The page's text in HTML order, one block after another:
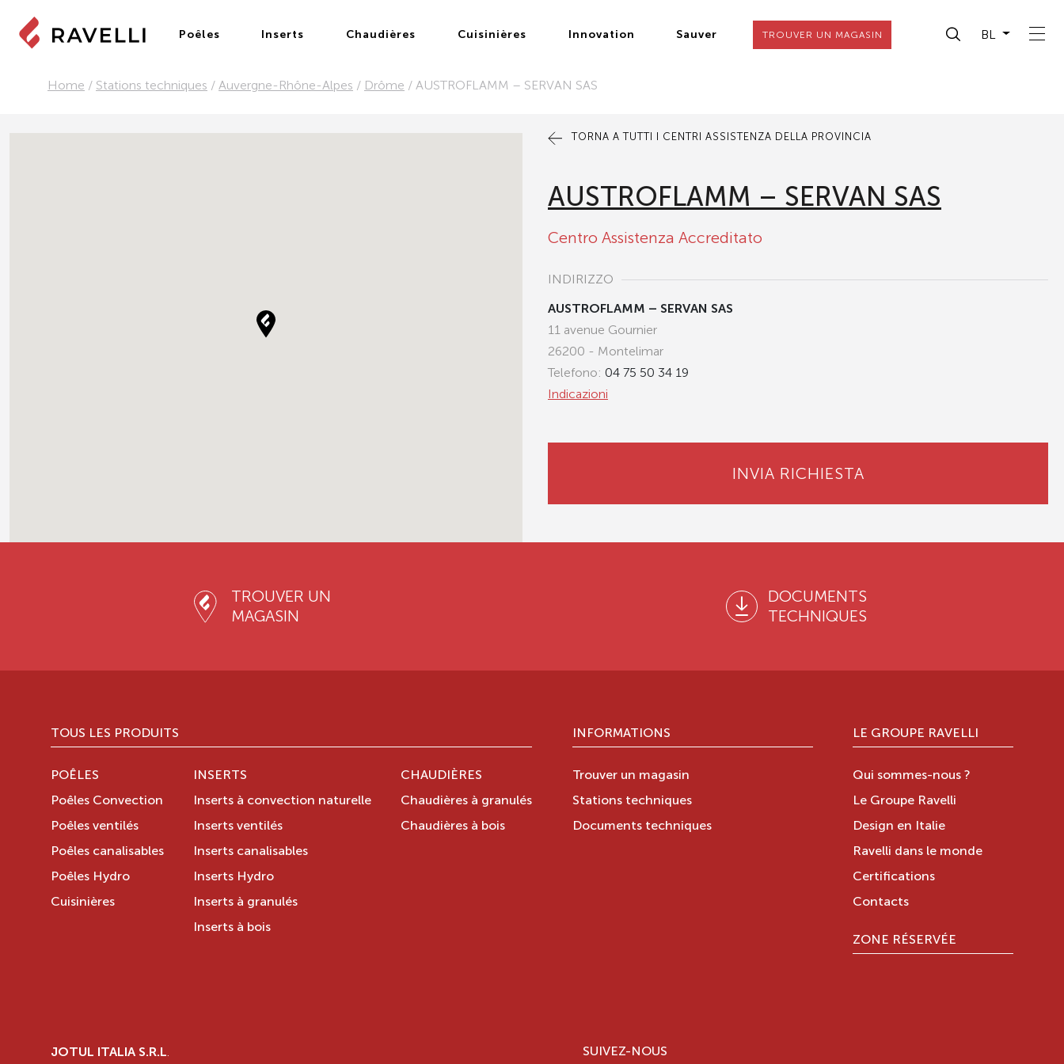
Poêles Inserts Chaudières Cuisinières Innovation Sauver TROUVER UN MAGASIN BL
Home / Stations techniques / Auvergne-Rhône-Alpes / Drôme / AUSTROFLAMM – SERVAN SAS
TORNA A TUTTI I CENTRI ASSISTENZA DELLA PROVINCIA
AUSTROFLAMM – SERVAN SAS
Centro Assistenza Accreditato
INDIRIZZO
AUSTROFLAMM – SERVAN SAS
11 avenue Gournier
26200 - Montelimar
Telefono: 04 75 50 34 19
Indicazioni
INVIA RICHIESTA
TROUVER UN
MAGASIN
DOCUMENTS
TECHNIQUES
TOUS LES PRODUITS
POÊLES
Poêles Convection
Poêles ventilés
Poêles canalisables
Poêles Hydro
Cuisinières
INSERTS
Inserts à convection naturelle
Inserts ventilés
Inserts canalisables
Inserts Hydro
Inserts à granulés
Inserts à bois
CHAUDIÈRES
Chaudières à granulés
Chaudières à bois
INFORMATIONS
Trouver un magasin
Stations techniques
Documents techniques
LE GROUPE RAVELLI
Qui sommes-nous ?
Le Groupe Ravelli
Design en Italie
Ravelli dans le monde
Certifications
Contacts
ZONE RÉSERVÉE
JOTUL ITALIA S.R.L. SUIVEZ-NOUS